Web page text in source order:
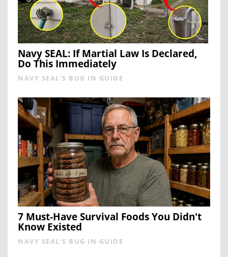
Navy SEAL: If Martial Law Is Declared,
Do This Immediately
NAVY SEAL'S BUG IN GUIDE
7 Must-Have Survival Foods You Didn't
Know Existed
NAVY SEAL'S BUG IN GUIDE